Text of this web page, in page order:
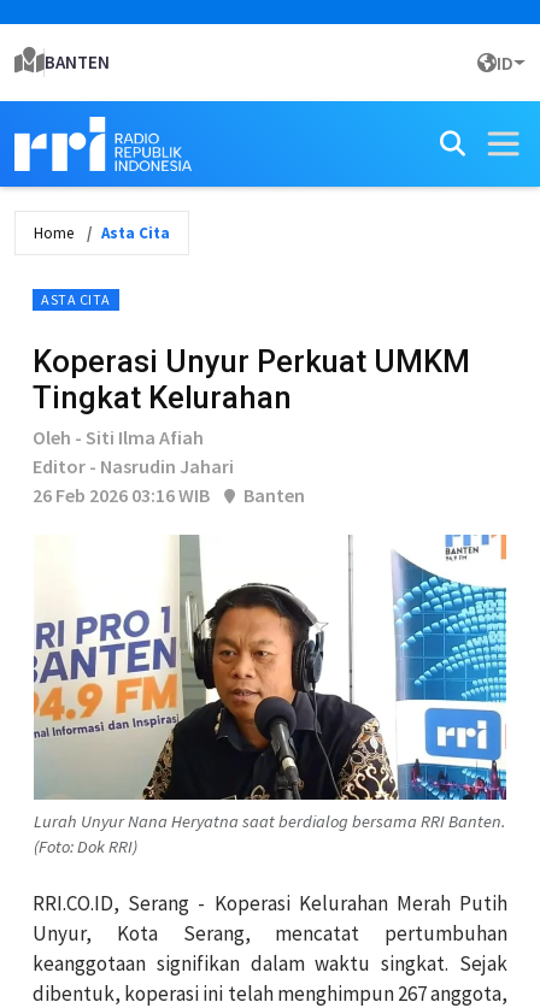
BANTEN ID
Home Asta Cita
ASTA CITA
Koperasi Unyur Perkuat UMKM
Tingkat Kelurahan
Oleh - Siti Ilma Afiah
Editor - Nasrudin Jahari
26 Feb 2026 03:16 WIB
Banten
Lurah Unyur Nana Heryatna saat berdialog bersama RRI Banten.
(Foto: Dok RRI)
RRI.CO.ID, Serang - Koperasi Kelurahan Merah Putih
Unyur, Kota Serang, mencatat pertumbuhan
keanggotaan signifikan dalam waktu singkat. Sejak
dibentuk, koperasi ini telah menghimpun 267 anggota,